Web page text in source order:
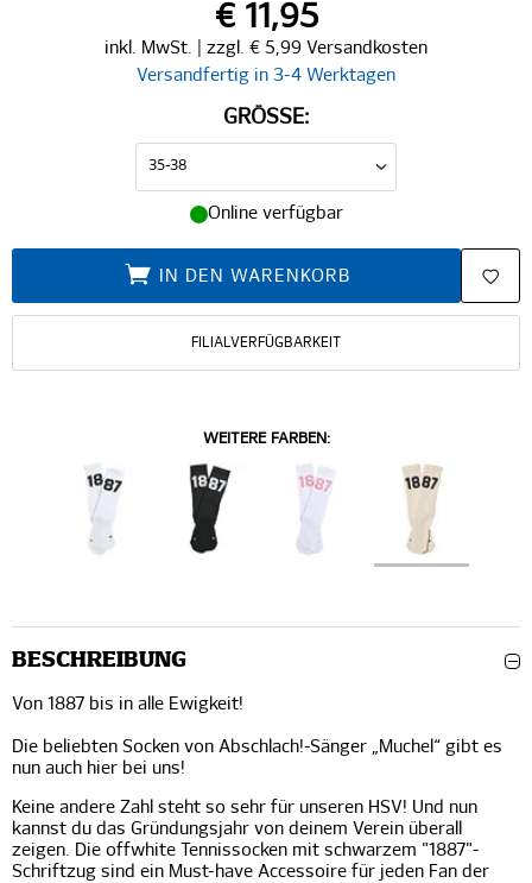
€ 11,95
inkl. MwSt. | zzgl. € 5,99 Versandkosten
Versandfertig in 3-4 Werktagen
GRÖSSE:
Online verfügbar
IN DEN WARENKORB
FILIALVERFÜGBARKEIT
WEITERE FARBEN:
BESCHREIBUNG
Von 1887 bis in alle Ewigkeit!
Die beliebten Socken von Abschlach!-Sänger „Muchel“ gibt es
nun auch hier bei uns!
Keine andere Zahl steht so sehr für unseren HSV! Und nun
kannst du das Gründungsjahr von deinem Verein überall
zeigen. Die offwhite Tennissocken mit schwarzem "1887"-
Schriftzug sind ein Must-have Accessoire für jeden Fan der